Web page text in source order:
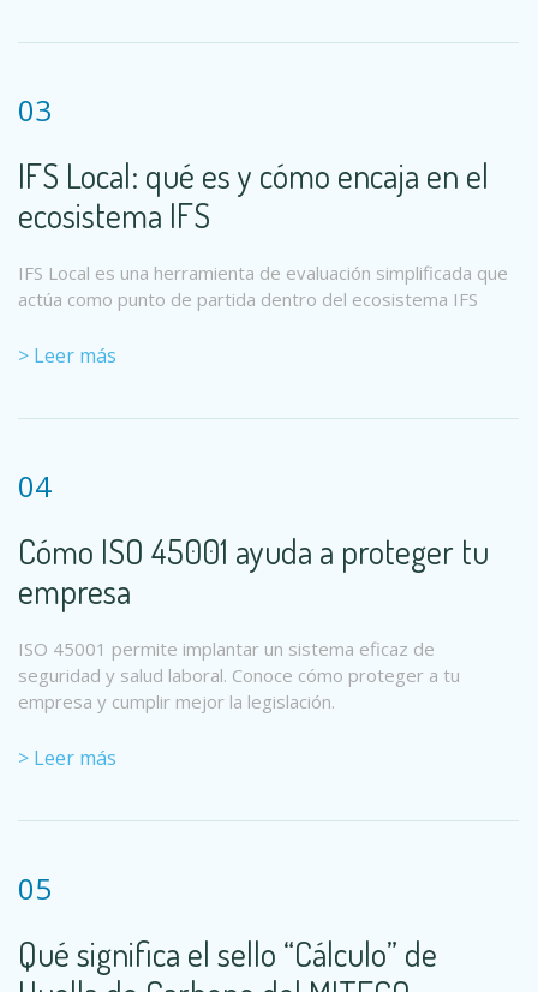
03
IFS Local: qué es y cómo encaja en el
ecosistema IFS
IFS Local es una herramienta de evaluación simplificada que
actúa como punto de partida dentro del ecosistema IFS
> Leer más
04
Cómo ISO 45001 ayuda a proteger tu
empresa
ISO 45001 permite implantar un sistema eficaz de
seguridad y salud laboral. Conoce cómo proteger a tu
empresa y cumplir mejor la legislación.
> Leer más
05
Qué significa el sello “Cálculo” de